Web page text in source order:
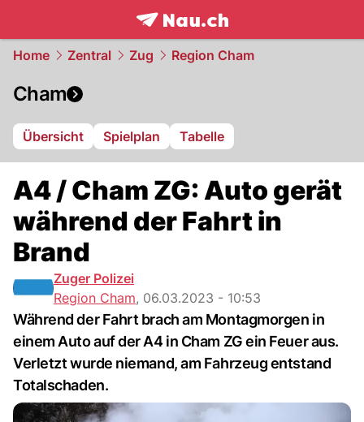
frontpage.NAU.ch
Home Zentral Zug Region Cham
Cham
Übersicht Spielplan Tabelle
A4 / Cham ZG: Auto gerät
während der Fahrt in
Brand
Zuger Polizei
Region Cham, 06.03.2023 - 10:53
Während der Fahrt brach am Montagmorgen in
einem Auto auf der A4 in Cham ZG ein Feuer aus.
Verletzt wurde niemand, am Fahrzeug entstand
Totalschaden.